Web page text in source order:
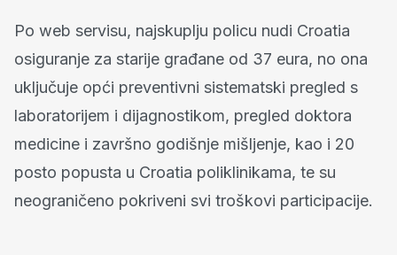
Po web servisu, najskuplju policu nudi Croatia
osiguranje za starije građane od 37 eura, no ona
uključuje opći preventivni sistematski pregled s
laboratorijem i dijagnostikom, pregled doktora
medicine i završno godišnje mišljenje, kao i 20
posto popusta u Croatia poliklinikama, te su
neograničeno pokriveni svi troškovi participacije.